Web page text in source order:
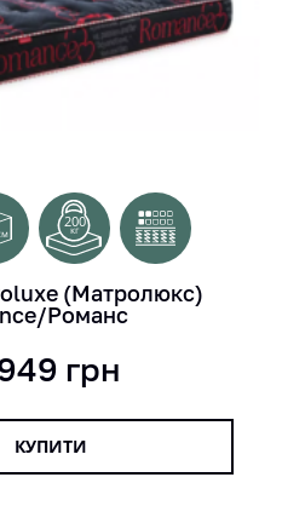
200
кг
(Матролюкс)
Романс
грн
КУПИТИ